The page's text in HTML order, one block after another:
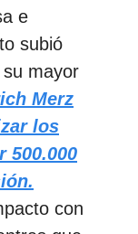
e
subió
mayor
Merz
los
500.000
con